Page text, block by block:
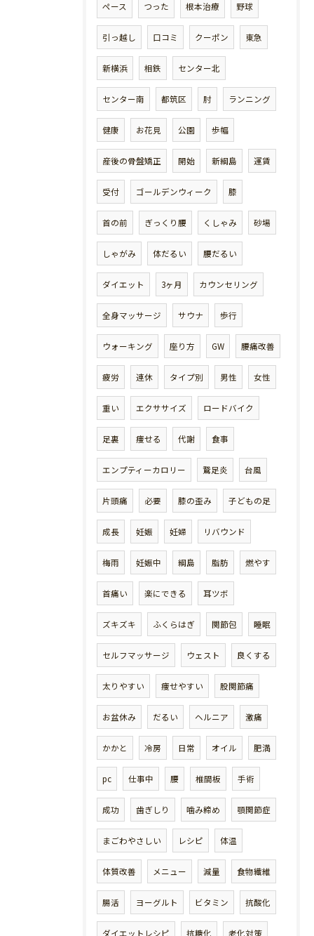
ペース つった 根本治療 野球
引っ越し 口コミ クーポン 東急
新横浜 相鉄 センター北
センター南 都筑区 肘 ランニング
健康 お花見 公園 歩幅
産後の骨盤矯正 開始 新綱島 運賃
受付 ゴールデンウィーク 膝
首の前 ぎっくり腰 くしゃみ 砂場
しゃがみ 体だるい 腰だるい
ダイエット 3ヶ月 カウンセリング
全身マッサージ サウナ 歩行
ウォーキング 座り方 GW 腰痛改善
疲労 連休 タイプ別 男性 女性
重い エクササイズ ロードバイク
足裏 痩せる 代謝 食事
エンプティーカロリー 鵞足炎 台風
片頭痛 必要 膝の歪み 子どもの足
成長 妊娠 妊婦 リバウンド
梅雨 妊娠中 綱島 脂肪 燃やす
首痛い 楽にできる 耳ツボ
ズキズキ ふくらはぎ 関節包 睡眠
セルフマッサージ ウェスト 良くする
太りやすい 痩せやすい 股関節痛
お盆休み だるい ヘルニア 激痛
かかと 冷房 日常 オイル 肥満
pc 仕事中 腰 椎間板 手術
成功 歯ぎしり 噛み締め 顎関節症
まごわやさしい レシピ 体温
体質改善 メニュー 減量 食物繊維
腸活 ヨーグルト ビタミン 抗酸化
ダイエットレシピ 抗糖化 老化対策